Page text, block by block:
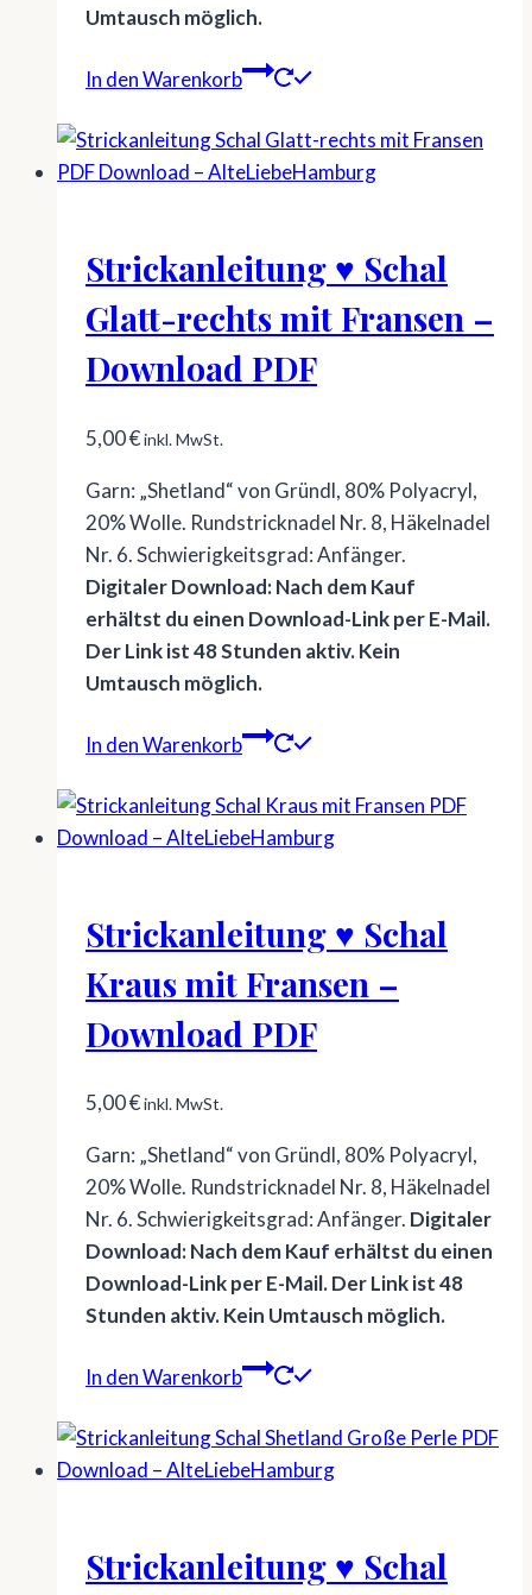
Umtausch möglich.
In den Warenkorb
Strickanleitung ♥ Schal
Glatt-rechts mit Fransen –
Download PDF
5,00€inkl. MwSt.
Garn: „Shetland“ von Gründl, 80% Polyacryl,
20% Wolle. Rundstricknadel Nr. 8, Häkelnadel
Nr. 6. Schwierigkeitsgrad: Anfänger.
Digitaler Download: Nach dem Kauf
erhältst du einen Download-Link per E-Mail.
Der Link ist 48 Stunden aktiv. Kein
Umtausch möglich.
In den Warenkorb
Strickanleitung ♥ Schal
Kraus mit Fransen –
Download PDF
5,00€inkl. MwSt.
Garn: „Shetland“ von Gründl, 80% Polyacryl,
20% Wolle. Rundstricknadel Nr. 8, Häkelnadel
Nr. 6. Schwierigkeitsgrad: Anfänger. Digitaler
Download: Nach dem Kauf erhältst du einen
Download-Link per E-Mail. Der Link ist 48
Stunden aktiv. Kein Umtausch möglich.
In den Warenkorb
Strickanleitung ♥ Schal